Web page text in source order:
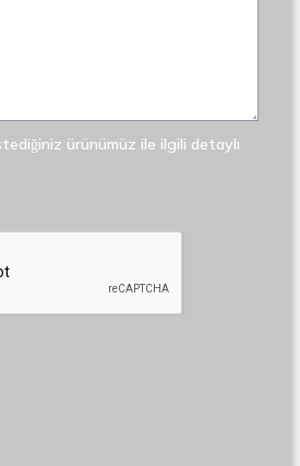
ürünümüz ile ilgili detaylı